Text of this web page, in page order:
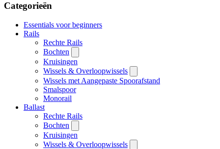
Categorieën
Essentials voor beginners
Rails
Rechte Rails
Bochten
Kruisingen
Wissels & Overloopwissels
Wissels met Aangepaste Spoorafstand
Smalspoor
Monorail
Ballast
Rechte Rails
Bochten
Kruisingen
Wissels & Overloopwissels